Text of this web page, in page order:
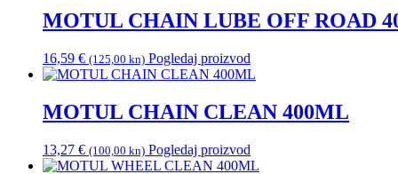
MOTUL CHAIN LUBE OFF ROAD
16,59 € (125,00 kn) Pogledaj proizvod
MOTUL CHAIN CLEAN 400ML
13,27 € (100,00 kn) Pogledaj proizvod